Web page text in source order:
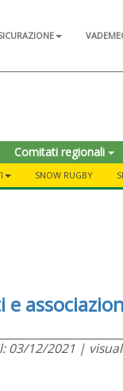
Comitati regionali
SNOW RUGBY
03/12/2021 |